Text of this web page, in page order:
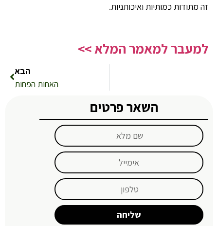
זה מתודות כמותיות ואיכותניות.
למעבר למאמר המלא >>
הבא
האחות הפחות
השאר פרטים
שליחה